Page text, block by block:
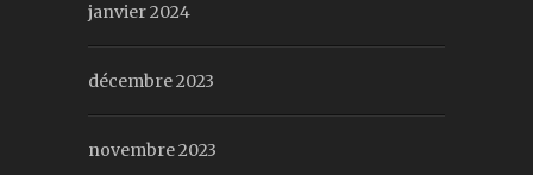
janvier 2024
décembre 2023
novembre 2023